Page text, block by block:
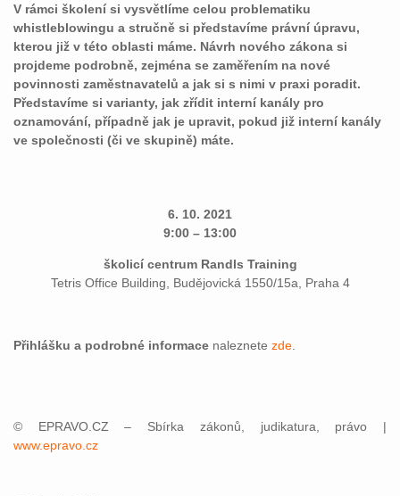
V rámci školení si vysvětlíme celou problematiku
whistleblowingu a stručně si představíme právní úpravu,
kterou již v této oblasti máme. Návrh nového zákona si
projdeme podrobně, zejména se zaměřením na nové
povinnosti zaměstnavatelů a jak si s nimi v praxi poradit.
Představíme si varianty, jak zřídit interní kanály pro
oznamování, případně jak je upravit, pokud již interní kanály
ve společnosti (či ve skupině) máte.
6. 10. 2021
9:00 – 13:00
školicí centrum Randls Training
Tetris Office Building, Budějovická 1550/15a, Praha 4
Přihlášku a podrobné informace naleznete zde
© EPRAVO.CZ – Sbírka zákonů, judikatura, právo |
www.epravo.cz